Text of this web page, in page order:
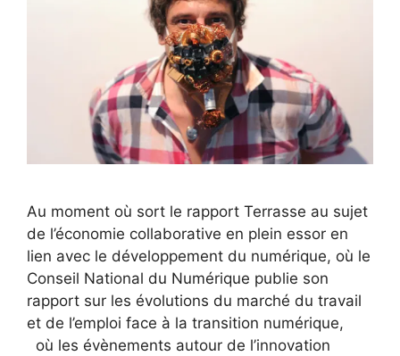
Au moment où sort le rapport Terrasse au sujet
de l’économie collaborative en plein essor en
lien avec le développement du numérique, où le
Conseil National du Numérique publie son
rapport sur les évolutions du marché du travail
et de l’emploi face à la transition numérique,
où les évènements autour de l’innovation